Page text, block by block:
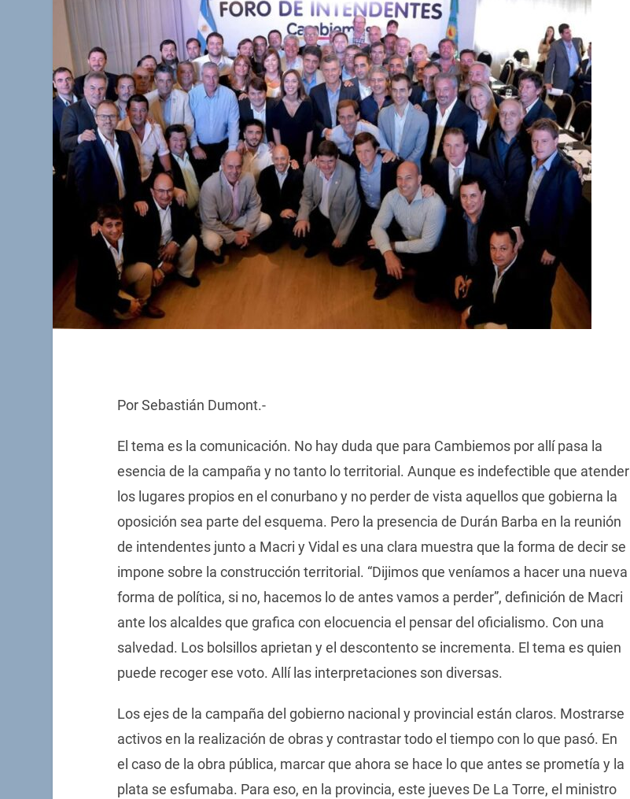
Por Sebastián Dumont.-
El tema es la comunicación. No hay duda que para Cambiemos por allí pasa la
esencia de la campaña y no tanto lo territorial. Aunque es indefectible que atender
los lugares propios en el conurbano y no perder de vista aquellos que gobierna la
oposición sea parte del esquema. Pero la presencia de Durán Barba en la reunión
de intendentes junto a Macri y Vidal es una clara muestra que la forma de decir se
impone sobre la construcción territorial. “Dijimos que veníamos a hacer una nueva
forma de política, si no, hacemos lo de antes vamos a perder”, definición de Macri
ante los alcaldes que grafica con elocuencia el pensar del oficialismo. Con una
salvedad. Los bolsillos aprietan y el descontento se incrementa. El tema es quien
puede recoger ese voto. Allí las interpretaciones son diversas.
Los ejes de la campaña del gobierno nacional y provincial están claros. Mostrarse
activos en la realización de obras y contrastar todo el tiempo con lo que pasó. En
el caso de la obra pública, marcar que ahora se hace lo que antes se prometía y la
plata se esfumaba. Para eso, en la provincia, este jueves De La Torre, el ministro